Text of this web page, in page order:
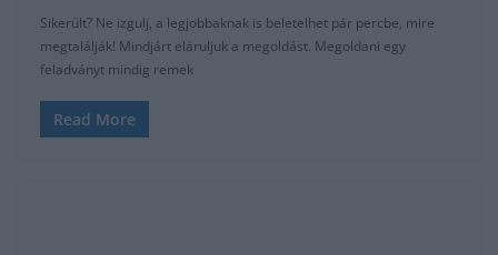
Sikerült? Ne izgulj, a legjobbaknak is beletelhet pár percbe, mire
megtalálják! Mindjárt eláruljuk a megoldást. Megoldani egy
feladványt mindig remek
Read More